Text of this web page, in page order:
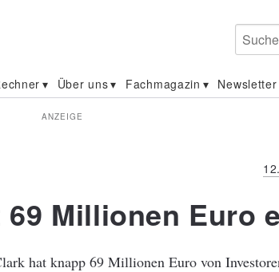
Suchen
Über uns Fachmagazin Newsletter
ANZEIGE
Millionen Euro
hat knapp 69 Millionen Euro von